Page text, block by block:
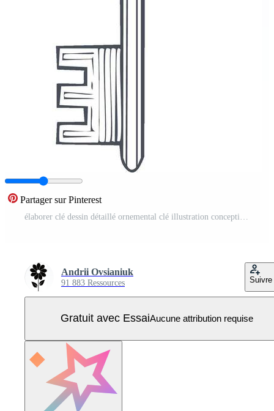
Partager sur Pinterest
Andrii Ovsianiuk
91 883 Ressources Suivre
Gratuit avec EssaiAucune attribution requise